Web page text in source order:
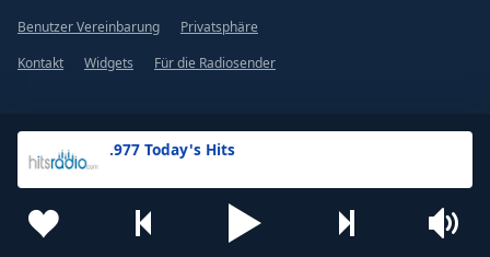
.977 Today's Hits
Benutzer Vereinbarung
Privatsphäre
Kontakt
Widgets Für die Radiosender